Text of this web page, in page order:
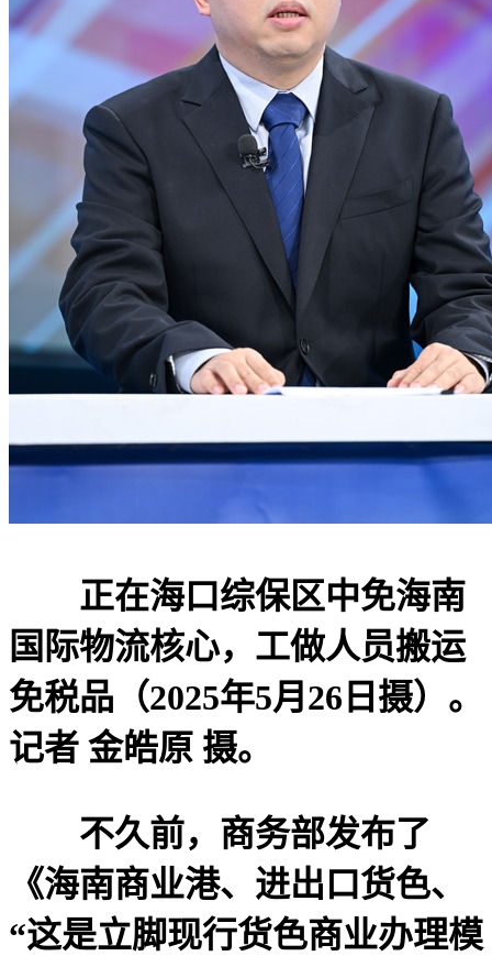
正在海口综保区中免海南
国际物流核心，工做人员搬运
免税品（2025年5月26日摄）。
记者 金皓原 摄。
不久前，商务部发布了
《海南商业港、进出口货色、
“这是立脚现行货色商业办理模